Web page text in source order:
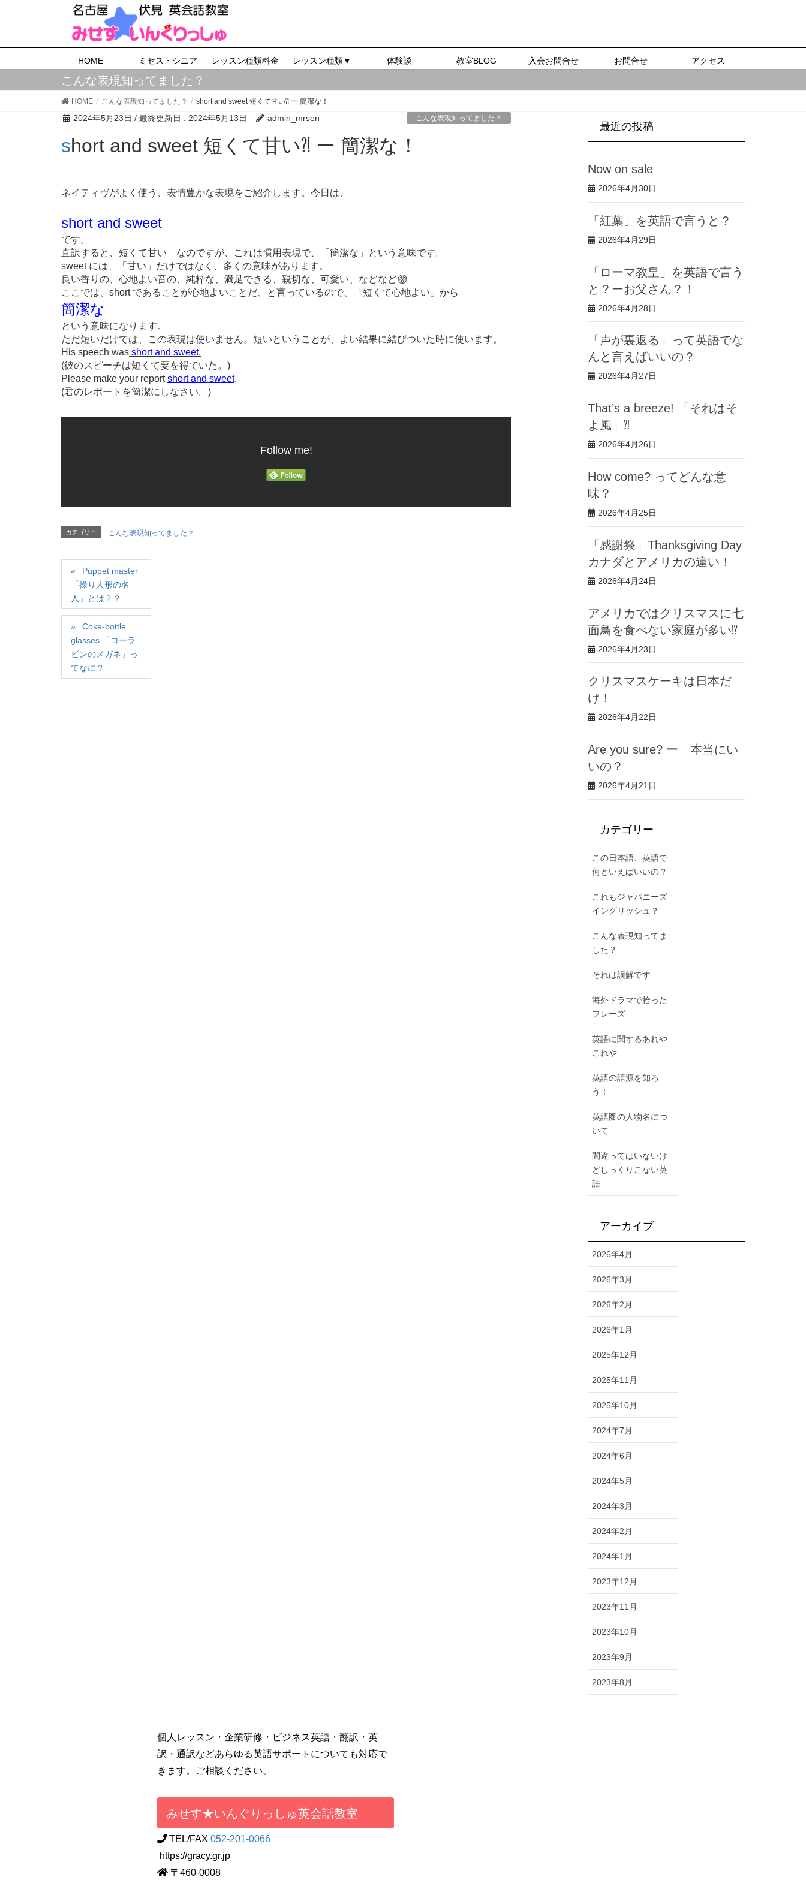
HOME ミセス・シニア レッスン種類料金 レッスン種類▼ 体験談 教室BLOG 入会お問合せ お問合せ アクセス
こんな表現知ってました？
HOME こんな表現知ってました？ short and sweet 短くて甘い⁈ ー 簡潔な！
2024年5月23日 / 最終更新日 : 2024年5月13日 admin_mrsen こんな表現知ってました？
short and sweet 短くて甘い⁈ ー 簡潔な！
ネイティヴがよく使う、表情豊かな表現をご紹介します。今日は、
short and sweet
です。
直訳すると、短くて甘い なのですが、これは慣用表現で、「簡潔な」という意味です。
sweet には、「甘い」だけではなく、多くの意味があります。
良い香りの、心地よい音の、純粋な、満足できる、親切な、可愛い、などなど
ここでは、short であることが心地よいことだ、と言っているので、「短くて心地よい」から
簡潔な
という意味になります。
ただ短いだけでは、この表現は使いません。短いということが、よい結果に結びついた時に使います。
His speech was short and sweet.
(彼のスピーチは短くて要を得ていた。)
Please make your reportshort and sweet.
(君のレポートを簡潔にしなさい。)
Follow me!
カテゴリー こんな表現知ってました？
Puppet master
「操り人形の名
人」とは？？
Coke-bottle
glasses 「コーラ
ビンのメガネ」っ
てなに？
最近の投稿
Now on sale
2026年4月30日
「紅葉」を英語で言うと？
2026年4月29日
「ローマ教皇」を英語で言う
と？ーお父さん？！
2026年4月28日
「声が裏返る」って英語でな
んと言えばいいの？
2026年4月27日
That’s a breeze! 「それはそ
よ風」⁈
2026年4月26日
How come? ってどんな意
味？
2026年4月25日
「感謝祭」Thanksgiving Day
カナダとアメリカの違い！
2026年4月24日
アメリカではクリスマスに七
面鳥を食べない家庭が多い⁉︎
2026年4月23日
クリスマスケーキは日本だ
け！
2026年4月22日
Are you sure? ー 本当にい
いの？
2026年4月21日
カテゴリー
この日本語、英語で
何といえばいいの？
これもジャパニーズ
イングリッシュ？
こんな表現知ってま
した？
それは誤解です
海外ドラマで拾った
フレーズ
英語に関するあれや
これや
英語の語源を知ろ
う！
英語圏の人物名につ
いて
間違ってはいないけ
どしっくりこない英
語
アーカイブ
2026年4月
2026年3月
2026年2月
2026年1月
2025年12月
2025年11月
2025年10月
2024年7月
2024年6月
2024年5月
2024年3月
2024年2月
2024年1月
2023年12月
2023年11月
2023年10月
2023年9月
2023年8月
個人レッスン・企業研修・ビジネス英語・翻訳・英
訳・通訳などあらゆる英語サポートについても対応で
きます。ご相談ください。
みせす★いんぐりっしゅ英会話教室
TEL/FAX 052-201-0066
https://gracy.gr.jp
〒460-0008